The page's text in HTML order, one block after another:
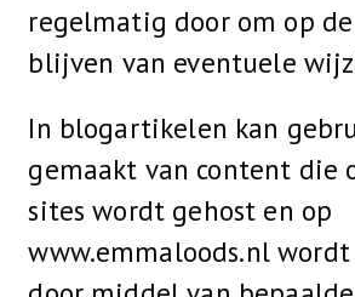
regelmatig door om op
blijven van eventuele
In blogartikelen kan
gemaakt van content die
sites wordt gehost en op
www.emmaloods.nl